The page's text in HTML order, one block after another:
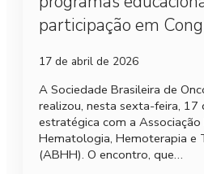
participação em
17 de abril de 2026
A Sociedade Brasileira de
realizou, nesta sexta-feira, 17
estratégica com a Associação
Hematologia, Hemoterapia e
(ABHH). O encontro, que…